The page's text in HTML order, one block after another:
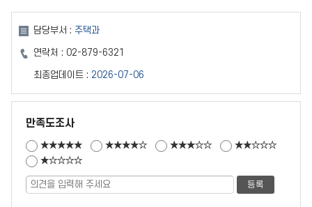
담당부서 : 주택과
연락처 : 02-879-6321
최종업데이트 : 2026-07-06
만족도조사
★★★★★ ★★★★☆ ★★★☆☆
★★☆☆☆
★☆☆☆☆